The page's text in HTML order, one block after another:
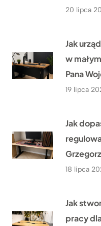
20 lipca
Jak
w
Pana
19 lipca
Jak
18 lipca
Jak
pracy